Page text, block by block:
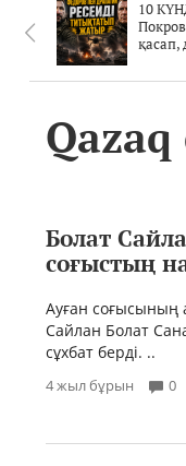
10
қасап,
Qazaq
Болат
соғыстың
Ауған соғысының
Сайлан Болат
сұхбат берді. ..
4 жыл бұрын 0